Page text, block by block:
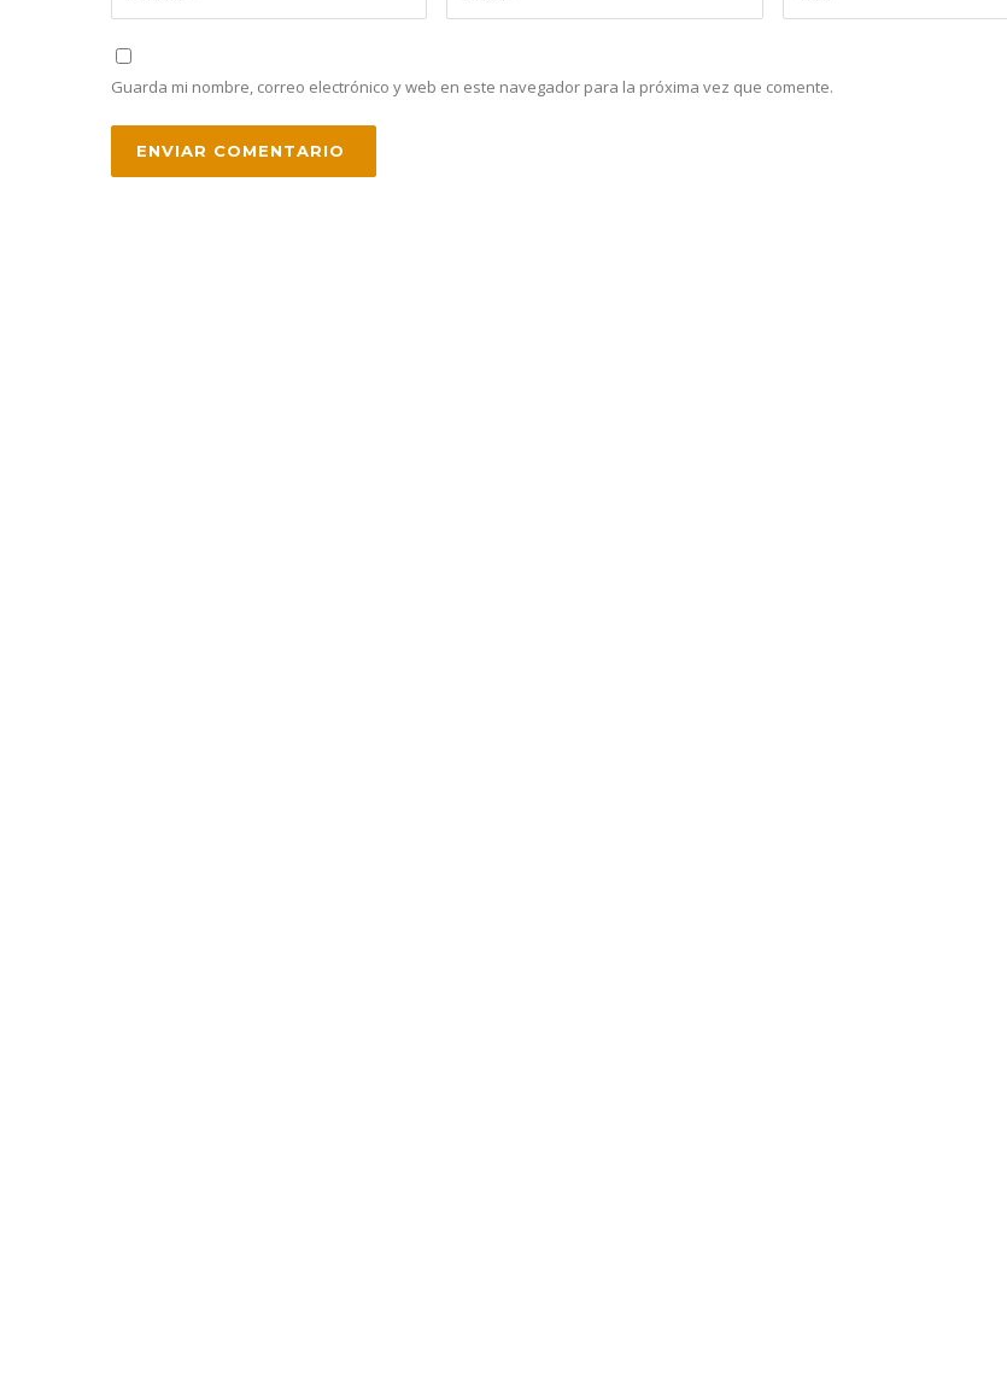
Guarda mi nombre, correo electrónico y web en este navegador para la próxima vez que comente.